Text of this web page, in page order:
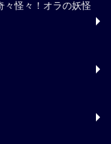
々怪々！オラの妖怪